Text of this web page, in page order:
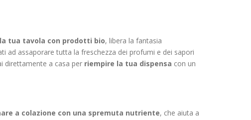
tua tavola con prodotti bio, libera la fantasia
ad assaporare tutta la freschezza dei profumi e dei sapori
direttamente a casa per riempire la tua dispensa con un
a colazione con una spremuta nutriente, che aiuta a